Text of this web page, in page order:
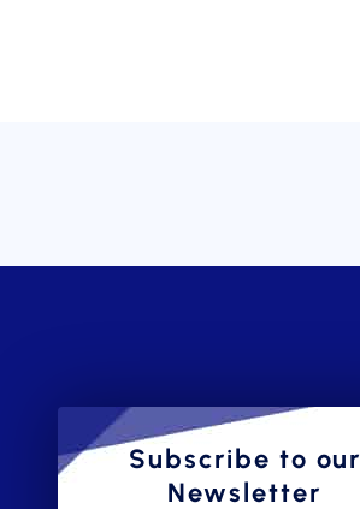
Subscribe to our
Newsletter